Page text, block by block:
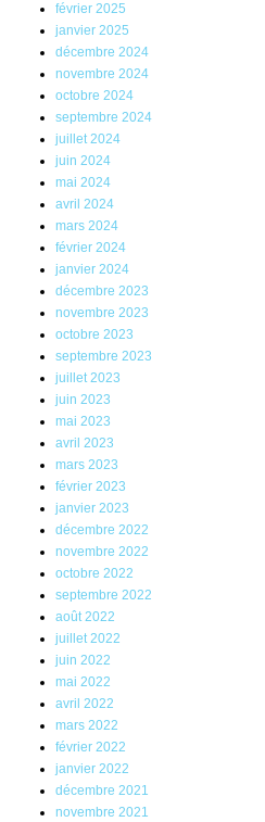
février 2025
janvier 2025
décembre 2024
novembre 2024
octobre 2024
septembre 2024
juillet 2024
juin 2024
mai 2024
avril 2024
mars 2024
février 2024
janvier 2024
décembre 2023
novembre 2023
octobre 2023
septembre 2023
juillet 2023
juin 2023
mai 2023
avril 2023
mars 2023
février 2023
janvier 2023
décembre 2022
novembre 2022
octobre 2022
septembre 2022
août 2022
juillet 2022
juin 2022
mai 2022
avril 2022
mars 2022
février 2022
janvier 2022
décembre 2021
novembre 2021